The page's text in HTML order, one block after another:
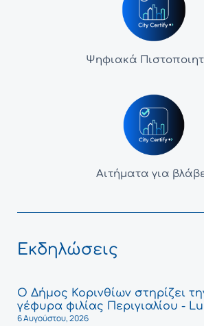
Ψηφιακά
Αιτήματα για
Εκδηλώσεις
Ο Δήμος Κορινθίων στηρίζει
γέφυρα φιλίας Περιγιαλίου -
6 Αυγούστου, 2026